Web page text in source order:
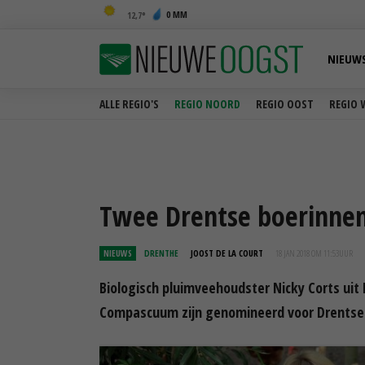
12,7 0 MM
ALLE REGIO'S REGIO NOORD REGIO OOST REGIO
Twee Drentse
NIEUWS DRENTHE JOOST DE LA COURT 18 JAN 2018 OM 11:53
Biologisch pluimveehoudster Nicky Corts
Compascuum zijn genomineerd voor